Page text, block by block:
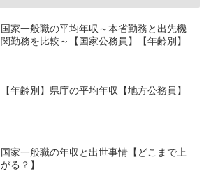
国家一般職の平均年収～本省勤務と出先機
関勤務を比較～【国家公務員】【年齢別】
【年齢別】県庁の平均年収【地方公務員】
国家一般職の年収と出世事情【どこまで上
がる？】